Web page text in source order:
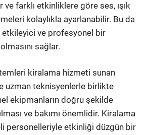
farklı etkinliklere göre ses, ışık
kolaylıkla ayarlanabilir. Bu da
ve profesyonel bir
sağlar.
kiralama hizmeti sunan
uzman teknisyenlerle birlikte
ekipmanların doğru şekilde
ve bakımı önemlidir. Kiralama
personelleriyle etkinliği düzgün bir